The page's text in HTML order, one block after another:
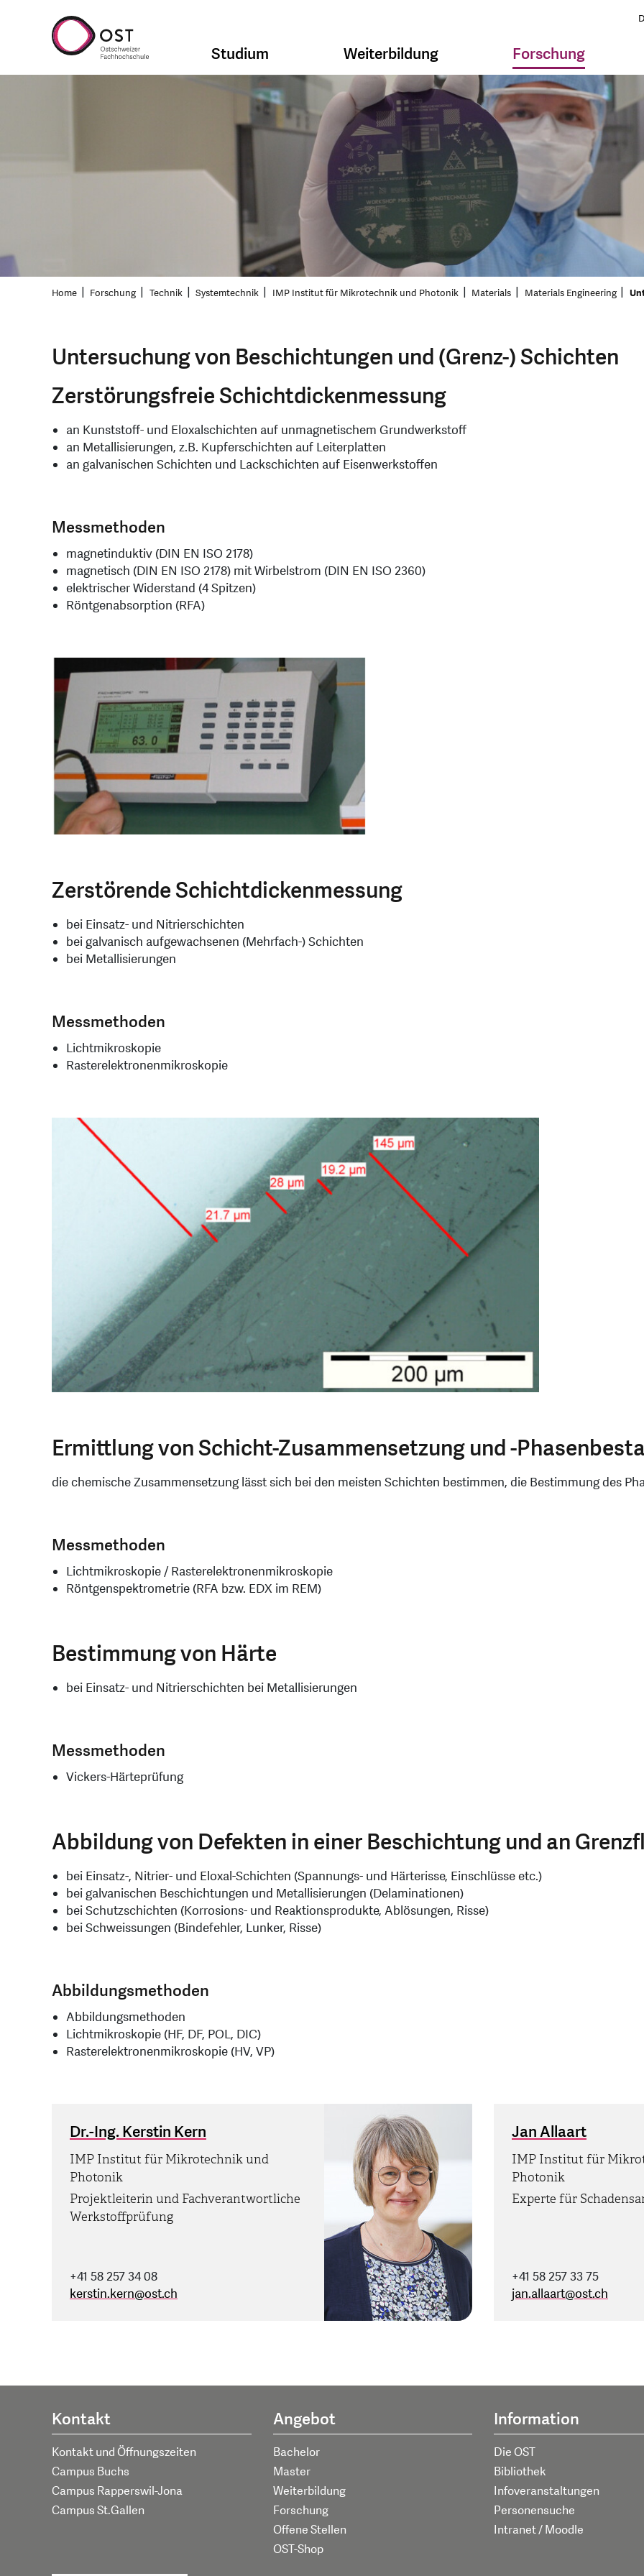
Studium Weiterbildung Forschung
Home Forschung Technik Systemtechnik IMP Institut für Mikrotechnik und Photonik Materials Materials Engineering
Untersuchung von Beschichtungen und (Grenz-) Schichten
Zerstörungsfreie Schichtdickenmessung
an Kunststoff- und Eloxalschichten auf unmagnetischem Grundwerkstoff
an Metallisierungen, z.B. Kupferschichten auf Leiterplatten
an galvanischen Schichten und Lackschichten auf Eisenwerkstoffen
Messmethoden
magnetinduktiv (DIN EN ISO 2178)
magnetisch (DIN EN ISO 2178) mit Wirbelstrom (DIN EN ISO 2360)
elektrischer Widerstand (4 Spitzen)
Röntgenabsorption (RFA)
Zerstörende Schichtdickenmessung
bei Einsatz- und Nitrierschichten
bei galvanisch aufgewachsenen (Mehrfach-) Schichten
bei Metallisierungen
Messmethoden
Lichtmikroskopie
Rasterelektronenmikroskopie
Ermittlung von Schicht-Zusammensetzung und -
die chemische Zusammensetzung lässt sich bei den meisten Schichten bestimmen, die Bestimmung des
Messmethoden
Lichtmikroskopie / Rasterelektronenmikroskopie
Röntgenspektrometrie (RFA bzw. EDX im REM)
Bestimmung von Härte
bei Einsatz- und Nitrierschichten bei Metallisierungen
Messmethoden
Vickers-Härteprüfung
Abbildung von Defekten in einer Beschichtung und an
bei Einsatz-, Nitrier- und Eloxal-Schichten (Spannungs- und Härterisse, Einschlüsse etc.)
bei galvanischen Beschichtungen und Metallisierungen (Delaminationen)
bei Schutzschichten (Korrosions- und Reaktionsprodukte, Ablösungen, Risse)
bei Schweissungen (Bindefehler, Lunker, Risse)
Abbildungsmethoden
Abbildungsmethoden
Lichtmikroskopie (HF, DF, POL, DIC)
Rasterelektronenmikroskopie (HV, VP)
Dr.-Ing. Kerstin Kern
IMP Institut für Mikrotechnik und
Photonik
Projektleiterin und Fachverantwortliche
Werkstoffprüfung
+41 58 257 34 08
kerstin.kern@ost.ch
Jan Allaart
IMP Institut für
Photonik
Experte für
+41 58 257 33 75
jan.allaart@ost.ch
Kontakt
Kontakt und Öffnungszeiten
Campus Buchs
Campus Rapperswil-Jona
Campus St.Gallen
Angebot
Bachelor
Master
Weiterbildung
Forschung
Offene Stellen
OST-Shop
Information
Die OST
Bibliothek
Infoveranstaltungen
Personensuche
Intranet / Moodle